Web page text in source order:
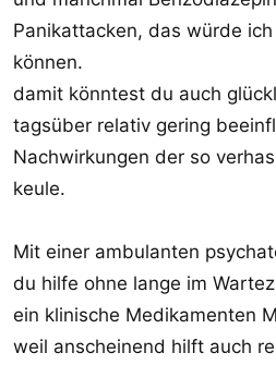
Panikattacken, das würde
können.
damit könntest du auch
tagsüber relativ gering
Nachwirkungen der so
keule.
Mit einer ambulanten
du hilfe ohne lange im
ein klinische Medikamenten
weil anscheinend hilft auch